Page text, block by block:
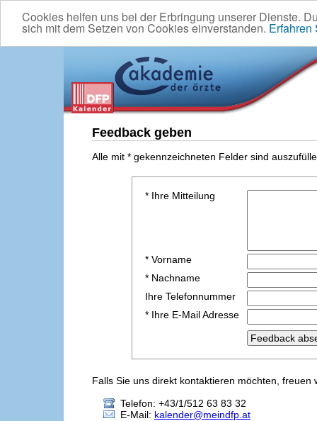
Cookies helfen uns bei der Erbringung unserer Dienste.
sich mit dem Setzen von Cookies einverstanden. Erfahren
Feedback geben
Alle mit * gekennzeichneten Felder sind
* Ihre Mitteilung
* Vorname
* Nachname
Ihre Telefonnummer
* Ihre E-Mail Adresse
Falls Sie uns direkt kontaktieren möchten,
Telefon: +43/1/512 63 83 32
E-Mail: kalender@meindfp.at